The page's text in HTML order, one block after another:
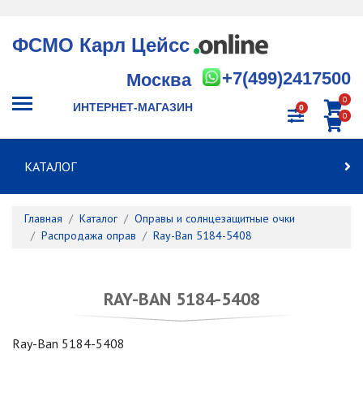
ФСМО Карл Цейсс
+7(499)2417500
Москва
ИНТЕРНЕТ-МАГАЗИН 0
0
0
КАТАЛОГ
Главная Каталог
Оправы и солнцезащитные очки
Распродажа оправ
Ray-Ban 5184-5408
RAY-BAN 5184-5408
Ray-Ban 5184-5408